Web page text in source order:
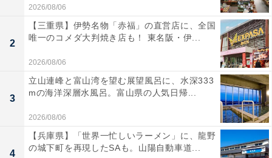
2026/08/06
2
【三重県】伊勢名物「赤福」の直営店に、全国
唯一のコメダ大判焼き店も！ 東名阪・伊...
2026/08/06
3
立山連峰と富山湾を望む展望風呂に、水深333
mの海洋深層水風呂。富山県の人気日帰...
2026/08/06
4
【兵庫県】「世界一忙しいラーメン」に、龍野
の城下町を再現したSAも。山陽自動車道...